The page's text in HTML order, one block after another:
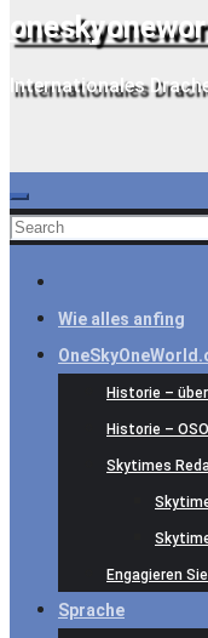
Internationales
Wie alles anfing
Historie –
Historie –
Skytimes
Engagieren
Sprache